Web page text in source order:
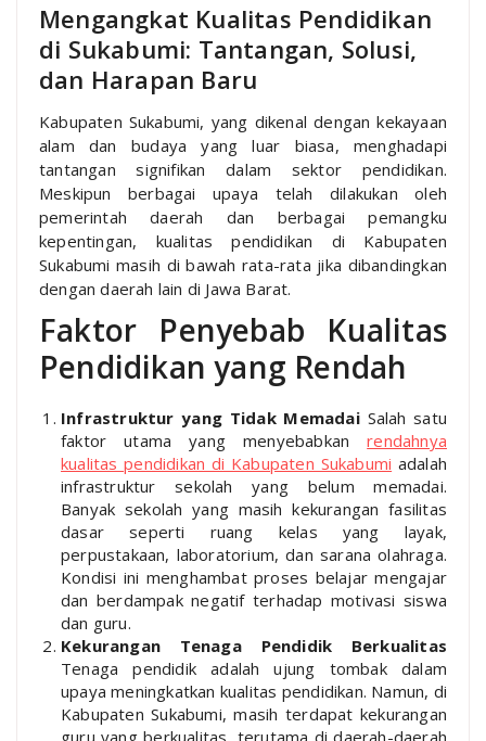
Mengangkat Kualitas Pendidikan
di Sukabumi: Tantangan, Solusi,
dan Harapan Baru
Kabupaten Sukabumi, yang dikenal dengan kekayaan
alam dan budaya yang luar biasa, menghadapi
tantangan signifikan dalam sektor pendidikan.
Meskipun berbagai upaya telah dilakukan oleh
pemerintah daerah dan berbagai pemangku
kepentingan, kualitas pendidikan di Kabupaten
Sukabumi masih di bawah rata-rata jika dibandingkan
dengan daerah lain di Jawa Barat.
Faktor Penyebab Kualitas
Pendidikan yang Rendah
Infrastruktur yang Tidak MemadaiSalah satu
faktor utama yang menyebabkanrendahnya
kualitas pendidikan di Kabupaten Sukabumi adalah
infrastruktur sekolah yang belum memadai.
Banyak sekolah yang masih kekurangan fasilitas
dasar seperti ruang kelas yang layak,
perpustakaan, laboratorium, dan sarana olahraga.
Kondisi ini menghambat proses belajar mengajar
dan berdampak negatif terhadap motivasi siswa
dan guru.
Kekurangan Tenaga Pendidik Berkualitas
Tenaga pendidik adalah ujung tombak dalam
upaya meningkatkan kualitas pendidikan. Namun, di
Kabupaten Sukabumi, masih terdapat kekurangan
guru yang berkualitas, terutama di daerah-daerah